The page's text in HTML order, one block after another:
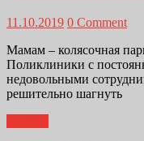
11.10.2019 0 Comment
Мамам – колясочная
Поликлиники с
недовольными
решительно шагнуть